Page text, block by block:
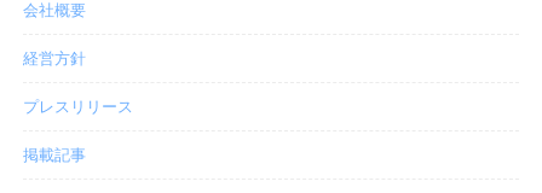
会社概要
経営方針
プレスリリース
掲載記事